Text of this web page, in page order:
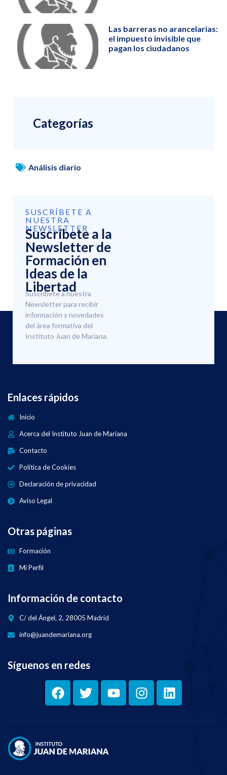
Las barreras no arancelarias:
el impuesto invisible que
pagan los ciudadanos
Categorías
Análisis diario
SUSCRÍBETE A
NUESTRA
NEWSLETTER
Suscríbete a la
Newsletter de
Formación en
Ideas de la
Libertad
Suscríbete a nuestra
Newsletter para recibir
información y novedades
del área formativa del
Instituto Juan de Mariana.
Enlaces rápidos
Inicio
Acerca del Instituto Juan de Mariana
Contacto
Política de Cookies
Declaración de privacidad
Aviso Legal
Otras páginas
Formación
Mi Perfil
Información de contacto
C/ del Ángel, 2, 28005 Madrid
info@juandemariana.org
Síguenos en redes